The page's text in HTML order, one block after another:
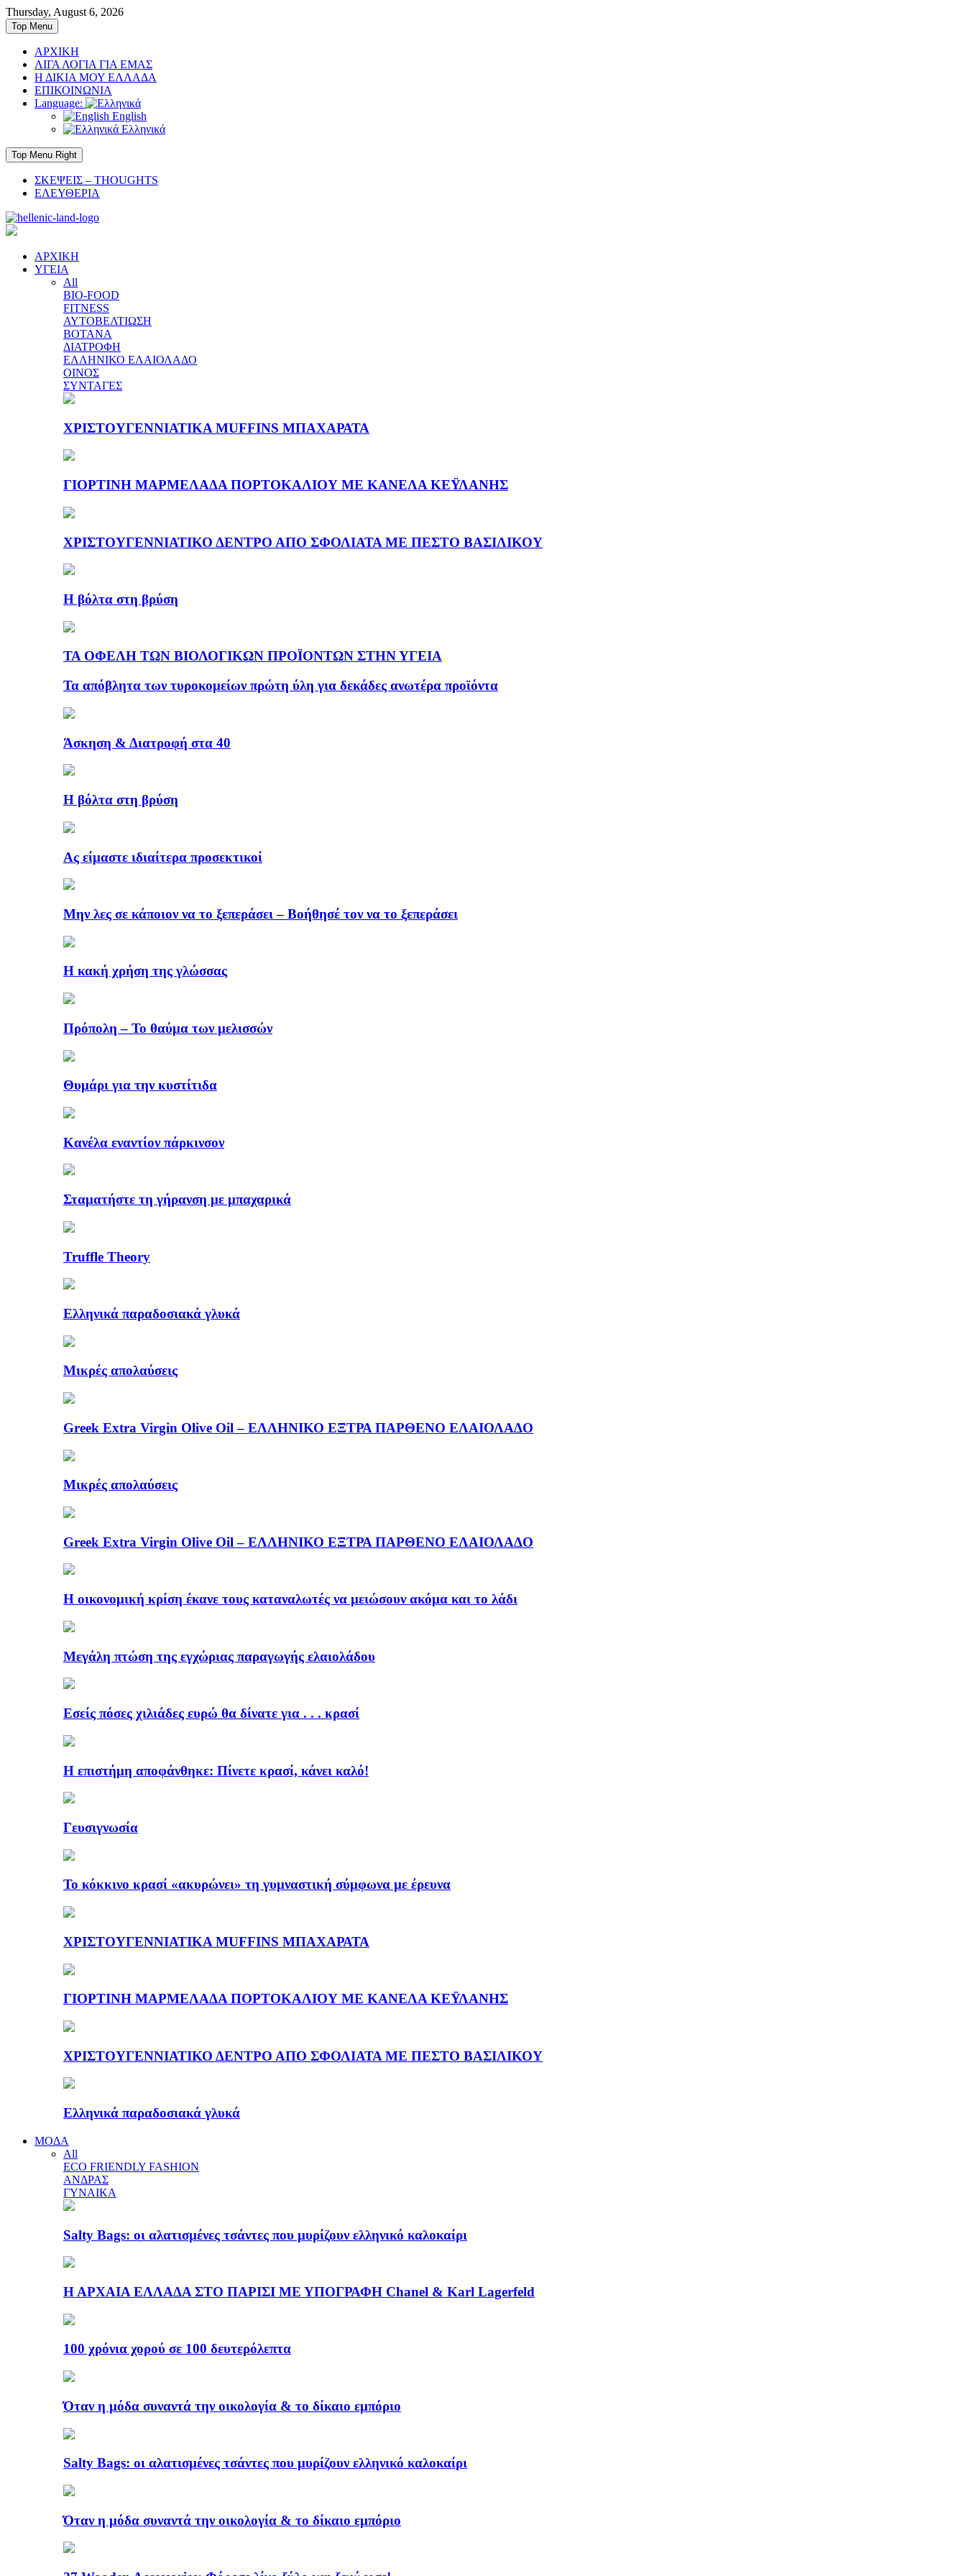
Skip
to
content
Thursday, August 6, 2026
Top Menu
ΑΡΧΙΚΗ
ΛΙΓΑ ΛΟΓΙΑ ΓΙΑ ΕΜΑΣ
Η ΔΙΚΙΑ ΜΟΥ ΕΛΛΑΔΑ
ΕΠΙΚΟΙΝΩΝΙΑ
Language:
English
Ελληνικά
Top Menu Right
ΣΚΕΨΕΙΣ – THOUGHTS
ΕΛΕΥΘΕΡΙΑ
ΑΡΧΙΚΗ
ΥΓΕΙΑ
All
BIO-FOOD
FITNESS
ΑΥΤΟΒΕΛΤΙΩΣΗ
ΒΟΤΑΝΑ
ΔΙΑΤΡΟΦΗ
ΕΛΛΗΝΙΚΟ ΕΛΑΙΟΛΑΔΟ
ΟΙΝΟΣ
ΣΥΝΤΑΓΕΣ
ΧΡΙΣΤΟΥΓΕΝΝΙΑΤΙΚΑ MUFFINS ΜΠΑΧΑΡΑΤΑ
ΓΙΟΡΤΙΝΗ ΜΑΡΜΕΛΑΔΑ ΠΟΡΤΟΚΑΛΙΟΥ ΜΕ ΚΑΝΕΛΑ ΚΕΫΛΑΝΗΣ
ΧΡΙΣΤΟΥΓΕΝΝΙΑΤΙΚΟ ΔΕΝΤΡΟ ΑΠΟ ΣΦΟΛΙΑΤΑ ΜΕ ΠΕΣΤΟ ΒΑΣΙΛΙΚΟΥ
Η βόλτα στη βρύση
ΤΑ ΟΦΕΛΗ ΤΩΝ ΒΙΟΛΟΓΙΚΩΝ ΠΡΟΪΟΝΤΩΝ ΣΤΗΝ ΥΓΕΙΑ
Τα απόβλητα των τυροκομείων πρώτη ύλη για δεκάδες ανωτέρα προϊόντα
Άσκηση & Διατροφή στα 40
Η βόλτα στη βρύση
Ας είμαστε ιδιαίτερα προσεκτικοί
Μην λες σε κάποιον να το ξεπεράσει – Βοήθησέ τον να το ξεπεράσει
Η κακή χρήση της γλώσσας
Πρόπολη – Το θαύμα των μελισσών
Θυμάρι για την κυστίτιδα
Κανέλα εναντίον πάρκινσον
Σταματήστε τη γήρανση με μπαχαρικά
Truffle Theory
Ελληνικά παραδοσιακά γλυκά
Μικρές απολαύσεις
Greek Extra Virgin Olive Oil – ΕΛΛΗΝΙΚΟ ΕΞΤΡΑ ΠΑΡΘΕΝΟ ΕΛΑΙΟΛΑΔΟ
Μικρές απολαύσεις
Greek Extra Virgin Olive Oil – ΕΛΛΗΝΙΚΟ ΕΞΤΡΑ ΠΑΡΘΕΝΟ ΕΛΑΙΟΛΑΔΟ
Η οικονομική κρίση έκανε τους καταναλωτές να μειώσουν ακόμα και το λάδι
Μεγάλη πτώση της εγχώριας παραγωγής ελαιολάδου
Εσείς πόσες χιλιάδες ευρώ θα δίνατε για . . . κρασί
Η επιστήμη αποφάνθηκε: Πίνετε κρασί, κάνει καλό!
Γευσιγνωσία
Το κόκκινο κρασί «ακυρώνει» τη γυμναστική σύμφωνα με έρευνα
ΧΡΙΣΤΟΥΓΕΝΝΙΑΤΙΚΑ MUFFINS ΜΠΑΧΑΡΑΤΑ
ΓΙΟΡΤΙΝΗ ΜΑΡΜΕΛΑΔΑ ΠΟΡΤΟΚΑΛΙΟΥ ΜΕ ΚΑΝΕΛΑ ΚΕΫΛΑΝΗΣ
ΧΡΙΣΤΟΥΓΕΝΝΙΑΤΙΚΟ ΔΕΝΤΡΟ ΑΠΟ ΣΦΟΛΙΑΤΑ ΜΕ ΠΕΣΤΟ ΒΑΣΙΛΙΚΟΥ
Ελληνικά παραδοσιακά γλυκά
ΜΟΔΑ
All
ECO FRIENDLY FASHION
ΑΝΔΡΑΣ
ΓΥΝΑΙΚΑ
Salty Bags: οι αλατισμένες τσάντες που μυρίζουν ελληνικό καλοκαίρι
Η ΑΡΧΑΙΑ ΕΛΛΑΔΑ ΣΤΟ ΠΑΡΙΣΙ ΜΕ ΥΠΟΓΡΑΦΗ Chanel & Karl Lagerfeld
100 χρόνια χορού σε 100 δευτερόλεπτα
Όταν η μόδα συναντά την οικολογία & το δίκαιο εμπόριο
Salty Bags: οι αλατισμένες τσάντες που μυρίζουν ελληνικό καλοκαίρι
Όταν η μόδα συναντά την οικολογία & το δίκαιο εμπόριο